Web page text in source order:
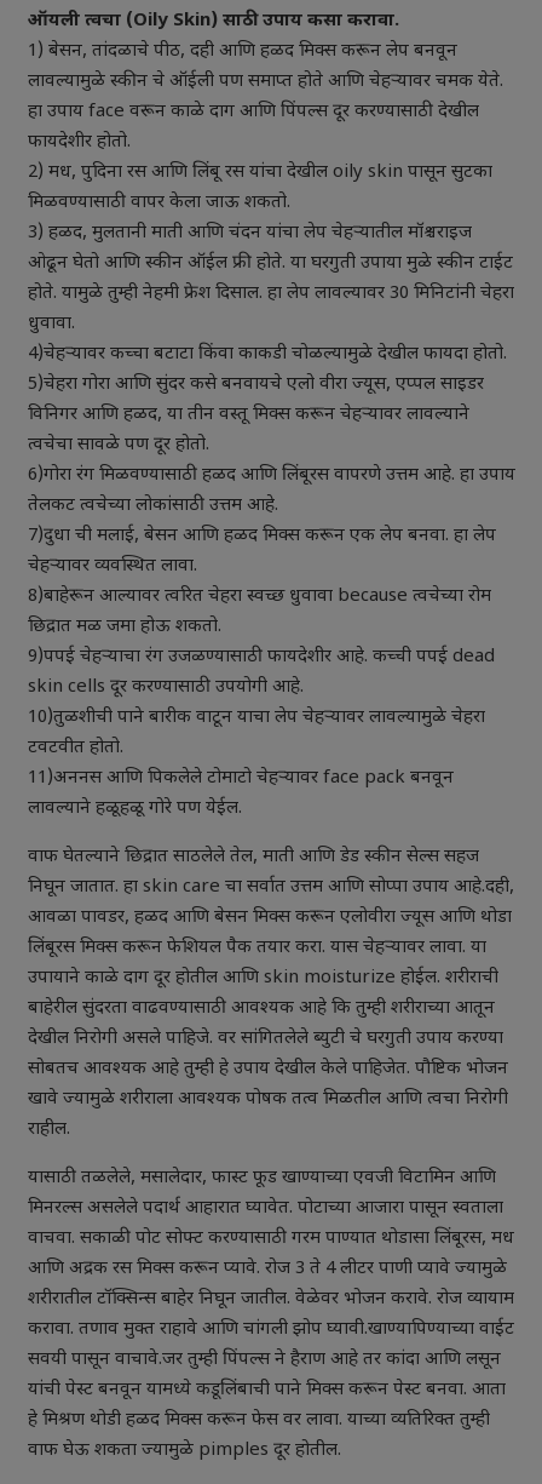
ऑयली त्वचा (Oily Skin) साठी उपाय कसा करावा.
1) बेसन, तांदळाचे पीठ, दही आणि हळद मिक्स करून लेप बनवून
लावल्यामुळे स्कीन चे ऑईली पण समाप्त होते आणि चेहऱ्यावर चमक येते.
हा उपाय face वरून काळे दाग आणि पिंपल्स दूर करण्यासाठी देखील
फायदेशीर होतो.
2) मध, पुदिना रस आणि लिंबू रस यांचा देखील oily skin पासून सुटका
मिळवण्यासाठी वापर केला जाऊ शकतो.
3) हळद, मुलतानी माती आणि चंदन यांचा लेप चेहऱ्यातील मॉश्चराइज
ओढून घेतो आणि स्कीन ऑईल फ्री होते. या घरगुती उपाया मुळे स्कीन टाईट
होते. यामुळे तुम्ही नेहमी फ्रेश दिसाल. हा लेप लावल्यावर 30 मिनिटांनी चेहरा
धुवावा.
4)चेहऱ्यावर कच्चा बटाटा किंवा काकडी चोळल्यामुळे देखील फायदा होतो.
5)चेहरा गोरा आणि सुंदर कसे बनवायचे एलो वीरा ज्यूस, एप्पल साइडर
विनिगर आणि हळद, या तीन वस्तू मिक्स करून चेहऱ्यावर लावल्याने
त्वचेचा सावळे पण दूर होतो.
6)गोरा रंग मिळवण्यासाठी हळद आणि लिंबूरस वापरणे उत्तम आहे. हा उपाय
तेलकट त्वचेच्या लोकांसाठी उत्तम आहे.
7)दुधा ची मलाई, बेसन आणि हळद मिक्स करून एक लेप बनवा. हा लेप
चेहऱ्यावर व्यवस्थित लावा.
8)बाहेरून आल्यावर त्वरित चेहरा स्वच्छ धुवावा because त्वचेच्या रोम
छिद्रात मळ जमा होऊ शकतो.
9)पपई चेहऱ्याचा रंग उजळण्यासाठी फायदेशीर आहे. कच्ची पपई dead
skin cells दूर करण्यासाठी उपयोगी आहे.
10)तुळशीची पाने बारीक वाटून याचा लेप चेहऱ्यावर लावल्यामुळे चेहरा
टवटवीत होतो.
11)अननस आणि पिकलेले टोमाटो चेहऱ्यावर face pack बनवून
लावल्याने हळूहळू गोरे पण येईल.
वाफ घेतल्याने छिद्रात साठलेले तेल, माती आणि डेड स्कीन सेल्स सहज
निघून जातात. हा skin care चा सर्वात उत्तम आणि सोप्पा उपाय आहे.दही,
आवळा पावडर, हळद आणि बेसन मिक्स करून एलोवीरा ज्यूस आणि थोडा
लिंबूरस मिक्स करून फेशियल पैक तयार करा. यास चेहऱ्यावर लावा. या
उपायाने काळे दाग दूर होतील आणि skin moisturize होईल. शरीराची
बाहेरील सुंदरता वाढवण्यासाठी आवश्यक आहे कि तुम्ही शरीराच्या आतून
देखील निरोगी असले पाहिजे. वर सांगितलेले ब्युटी चे घरगुती उपाय करण्या
सोबतच आवश्यक आहे तुम्ही हे उपाय देखील केले पाहिजेत. पौष्टिक भोजन
खावे ज्यामुळे शरीराला आवश्यक पोषक तत्व मिळतील आणि त्वचा निरोगी
राहील.
यासाठी तळलेले, मसालेदार, फास्ट फूड खाण्याच्या एवजी विटामिन आणि
मिनरल्स असलेले पदार्थ आहारात घ्यावेत. पोटाच्या आजारा पासून स्वताला
वाचवा. सकाळी पोट सोफ्ट करण्यासाठी गरम पाण्यात थोडासा लिंबूरस, मध
आणि अद्रक रस मिक्स करून प्यावे. रोज 3 ते 4 लीटर पाणी प्यावे ज्यामुळे
शरीरातील टॉक्सिन्स बाहेर निघून जातील. वेळेवर भोजन करावे. रोज व्यायाम
करावा. तणाव मुक्त राहावे आणि चांगली झोप घ्यावी.खाण्यापिण्याच्या वाईट
सवयी पासून वाचावे.जर तुम्ही पिंपल्स ने हैराण आहे तर कांदा आणि लसून
यांची पेस्ट बनवून यामध्ये कडूलिंबाची पाने मिक्स करून पेस्ट बनवा. आता
हे मिश्रण थोडी हळद मिक्स करून फेस वर लावा. याच्या व्यतिरिक्त तुम्ही
वाफ घेऊ शकता ज्यामुळे pimples दूर होतील.